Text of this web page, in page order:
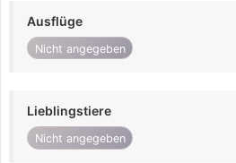
Ausflüge
Nicht angegeben
Lieblingstiere
Nicht angegeben